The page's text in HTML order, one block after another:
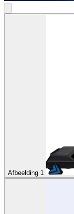
Afbeelding 1